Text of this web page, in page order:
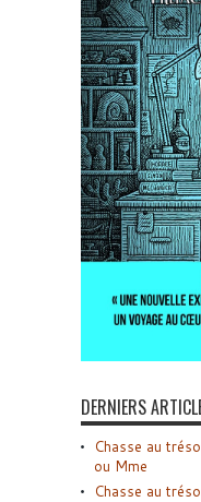
DERNIERS
Chasse au
ou Mme
Chasse au